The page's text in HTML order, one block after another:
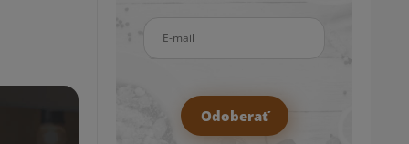
Odoberať